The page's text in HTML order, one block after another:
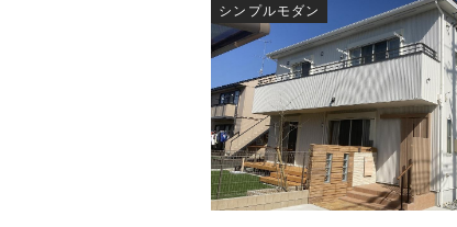
シンプルモダン